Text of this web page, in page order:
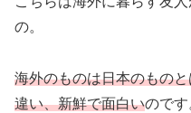
の。
海外のものは日本のもの
違い、新鮮で面白いのです